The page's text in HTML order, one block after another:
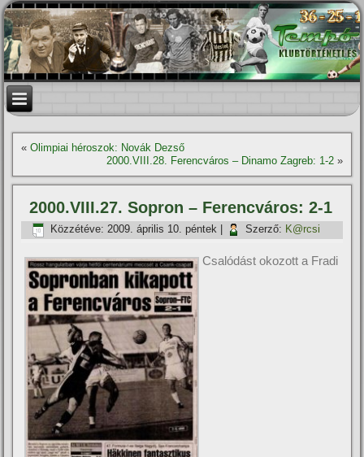
«Olimpiai héroszok: Novák Dezső
2000.VIII.28. Ferencváros – Dinamo Zagreb: 1-2»
2000.VIII.27. Sopron – Ferencváros: 2-1
Közzétéve: 2009. április 10. péntek Szerző: K@rcsi
Csalódást okozott a Fradi